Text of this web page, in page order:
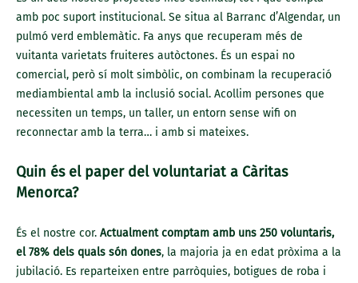
amb poc suport institucional. Se situa al Barranc d’Algendar, un
pulmó verd emblemàtic. Fa anys que recuperam més de
vuitanta varietats fruiteres autòctones. És un espai no
comercial, però sí molt simbòlic, on combinam la recuperació
mediambiental amb la inclusió social. Acollim persones que
necessiten un temps, un taller, un entorn sense wifi on
reconnectar amb la terra… i amb si mateixes.
Quin és el paper del voluntariat a Càritas
Menorca?
És el nostre cor. Actualment comptam amb uns 250 voluntaris,
el 78% dels quals són dones, la majoria ja en edat pròxima a la
jubilació. Es reparteixen entre parròquies, botigues de roba i